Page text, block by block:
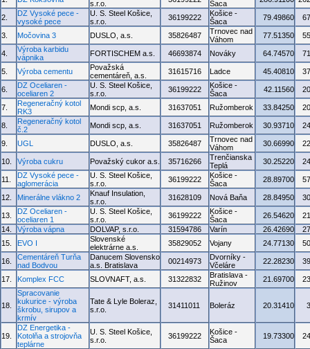
s.r.o.
Šaca
2.
DZ Vysoké pece -
vysoké pece
U. S. Steel Košice,
s.r.o.
36199222
Košice -
Šaca
79.49860
3. Močovina 3 DUSLO, a.s. 35826487
Trnovec nad
Váhom
77.51350
4.
Výroba karbidu
vápnika
FORTISCHEM a.s. 46693874 Nováky 64.74570
5. Výroba cementu
Považská
cementáreň, a.s.
31615716 Ladce 45.40810
6.
DZ Oceliaren -
oceliaren 2
U. S. Steel Košice,
s.r.o.
36199222
Košice -
Šaca
42.11560
7.
Regeneračný kotol
RK3
Mondi scp, a.s. 31637051 Ružomberok 33.84250
8.
Regeneračný kotol
č.2
Mondi scp, a.s. 31637051 Ružomberok 30.93710
9. UGL DUSLO, a.s. 35826487
Trnovec nad
Váhom
30.66990
10. Výroba cukru Považský cukor a.s. 35716266
Trenčianska
Teplá
30.25220
11.
DZ Vysoké pece -
aglomerácia
U. S. Steel Košice,
s.r.o.
36199222
Košice -
Šaca
28.89700
12. Minerálne vlákno 2
Knauf Insulation,
s.r.o.
31628109 Nová Baňa 28.84950
13.
DZ Oceliaren -
oceliaren 1
U. S. Steel Košice,
s.r.o.
36199222
Košice -
Šaca
26.54620
14.
Výroba vápna DOLVAP, s.r.o. 31594786 Varín 26.42690
15.
EVO I
Slovenské
elektrárne a.s.
35829052 Vojany 24.77130
16.
Cementáreň Turňa
nad Bodvou
Danucem Slovensko
a.s. Bratislava
00214973
Dvorníky -
Včeláre
22.28230
17. Komplex FCC SLOVNAFT, a.s. 31322832
Bratislava -
Ružinov
21.69700
18.
Spracovanie
kukurice - výroba
škrobu, sirupov a
krmív
Tate & Lyle Boleraz,
s.r.o.
31411011 Boleráz 20.31410
19.
DZ Energetika -
Kotolňa a strojovňa
teplárne
U. S. Steel Košice,
s.r.o.
36199222
Košice -
Šaca
19.73300